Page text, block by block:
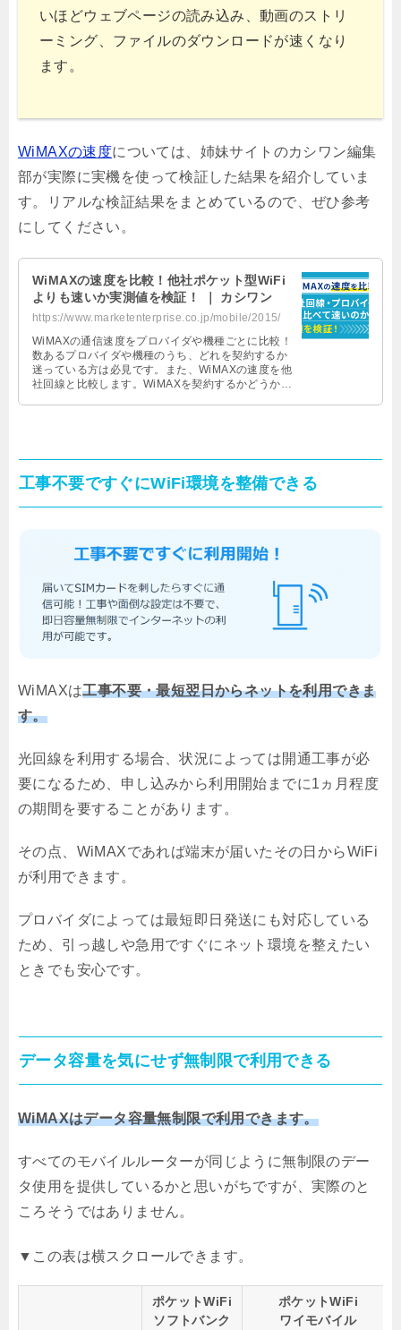
いほどウェブページの読み込み、動画のストリ
ーミング、ファイルのダウンロードが速くなり
ます。
WiMAXの速度については、姉妹サイトのカシワン編集
部が実際に実機を使って検証した結果を紹介していま
す。リアルな検証結果をまとめているので、ぜひ参考
にしてください。
WiMAXの速度を比較！他社ポケット型WiFi
よりも速いか実測値を検証！ ｜ カシワン
https://www.marketenterprise.co.jp/mobile/2015/
WiMAXの通信速度をプロバイダや機種ごとに比較！
数あるプロバイダや機種のうち、どれを契約するか
迷っている方は必見です。また、WiMAXの速度を他
社回線と比較します。WiMAXを契約するかどうか、
工事不要ですぐにWiFi環境を整備できる
WiMAXは工事不要・最短翌日からネットを利用できま
す。
光回線を利用する場合、状況によっては開通工事が必
要になるため、申し込みから利用開始までに1ヵ月程度
の期間を要することがあります。
その点、WiMAXであれば端末が届いたその日からWiFi
が利用できます。
プロバイダによっては最短即日発送にも対応している
ため、引っ越しや急用ですぐにネット環境を整えたい
ときでも安心です。
データ容量を気にせず無制限で利用できる
WiMAXはデータ容量無制限で利用できます。
すべてのモバイルルーターが同じように無制限のデー
タ使用を提供しているかと思いがちですが、実際のと
ころそうではありません。
ポケットWiFi
ソフトバンク
ポケットWiFi
ワイモバイル